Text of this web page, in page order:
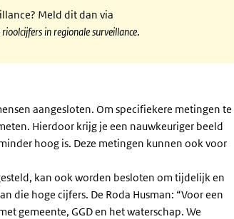
Meld dit dan via
in regionale surveillance.
aangesloten. Om specifiekere metingen te
Hierdoor krijg je een nauwkeuriger beeld
hoog is. Deze metingen kunnen ook voor
kan ook worden besloten om tijdelijk en
die hoge cijfers. De Roda Husman: “Voor een
gemeente, GGD en het waterschap. We